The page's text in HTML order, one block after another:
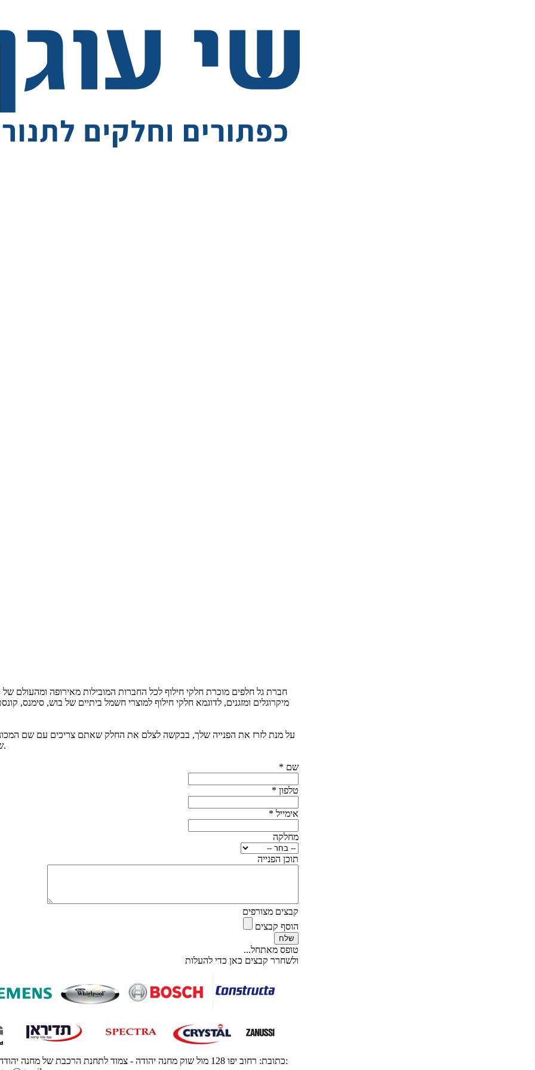
פרטים נוספים
פרטים נוספים
פרטים נוספים
חברת גל חלפים מוכרת חלקי חילוף לכל החברות המובילות מאירופה ומהעולם
מיקרוגלים ומזגנים, לדוגמא חלקי חילוף למוצרי חשמל ביתיים של בוש, סימנס,
על מנת לזרז את הפנייה שלך, בבקשה לצלם את החלק שאתם צריכים עם שם
ואנו נענה לכם בשעות הפעילות כמה שיותר מהר.
שם *
טלפון *
אימייל *
מחלקה
תוכן הפנייה
קבצים מצורפים
הוסף קבצים
שלח
טופס מאתחל...
ולשחרר קבצים כאן כדי להעלות
כתובת: רחוב יפו 128 מול שוק מחנה יהודה - צמוד לתחנת הרכבת של מחנה יהודה - ירושלים | טלפון:| פקס: 02-5003824 | דואר אלקטרוני: